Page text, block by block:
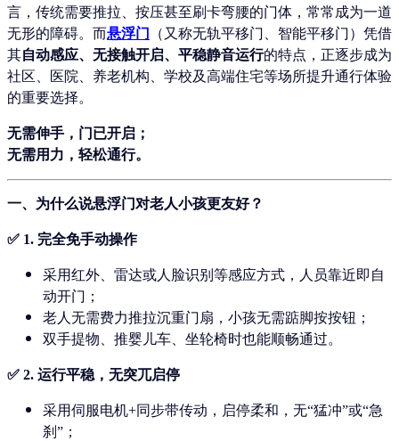
言，传统需要推拉、按压甚至刷卡弯腰的门体，常常成为一道
无形的障碍。而悬浮门
（又称无轨平移门、智能平移门）凭借
其自动感应、无接触开启、平稳静音运行的特点，正逐步成为
社区、医院、养老机构、学校及高端住宅等场所提升通行体验
的重要选择。
无需伸手，门已开启；
无需用力，轻松通行。
一、为什么说悬浮门对老人小孩更友好？
✅ 1. 完全免手动操作
采用红外、雷达或人脸识别等感应方式，人员靠近即自
动开门；
老人无需费力推拉沉重门扇，小孩无需踮脚按按钮；
双手提物、推婴儿车、坐轮椅时也能顺畅通过。
✅ 2. 运行平稳，无突兀启停
采用伺服电机+同步带传动，启停柔和，无“猛冲”或“急
刹”；